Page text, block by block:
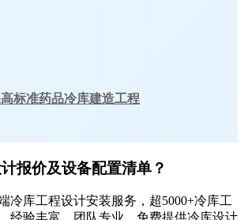
标准药品冷库建造工程
报价及设备配置清单？
冷库工程设计安装服务，超5000+冷库工